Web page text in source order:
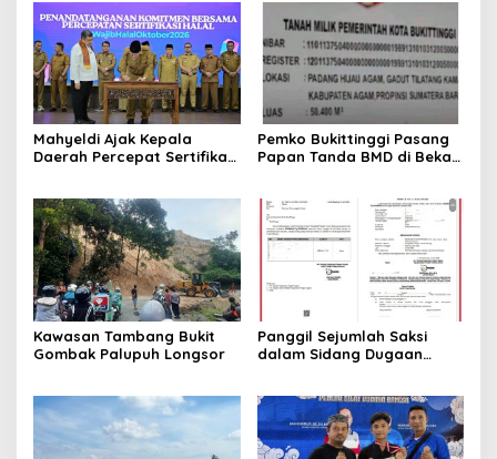
Mahyeldi Ajak Kepala
Daerah Percepat Sertifikasi
Nasional
Pemko Bukittinggi Pasang
Papan Tanda BMD di Bekas
Kawasan Tambang Bukit
Gombak Palupuh Longsor
Panggil Sejumlah Saksi
dalam Sidang Dugaan